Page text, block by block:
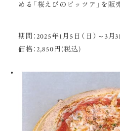
める「桜えびのピッツア」を販
期間：2025年1月5日（日）～3月
価格：2,850円(税込)